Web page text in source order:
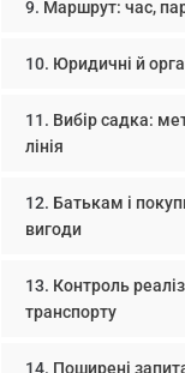
Маршрут: час,
Юридичні й
Вибір садка:
лінія
Батькам і
вигоди
Контроль
транспорту
Поширені